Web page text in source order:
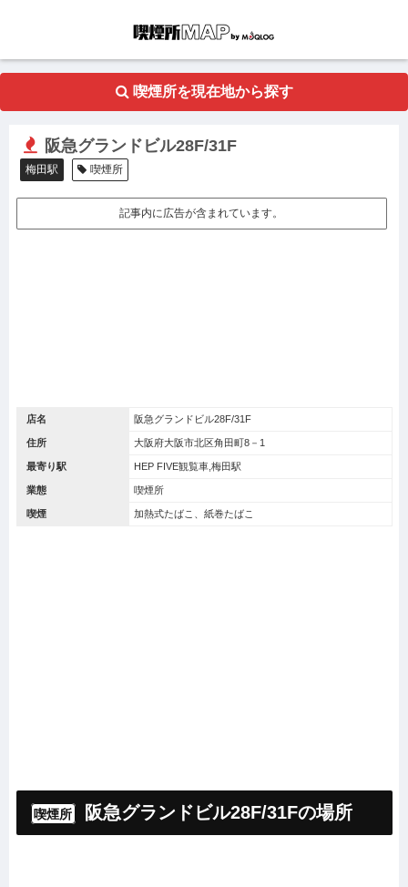
喫煙所を現在地から探す
阪急グランドビル28F/31F
梅田駅 喫煙所
記事内に広告が含まれています。
店名 阪急グランドビル28F/31F
住所 大阪府大阪市北区角田町8－1
最寄り駅 HEP FIVE観覧車,梅田駅
業態 喫煙所
喫煙 加熱式たばこ、紙巻たばこ
喫煙所 阪急グランドビル28F/31Fの場所